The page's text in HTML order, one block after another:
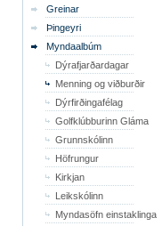
Greinar
Þingeyri
Myndaalbúm
Dýrafjarðardagar
Menning og viðburðir
Dýrfirðingafélag
Golfklúbburinn Gláma
Grunnskólinn
Höfrungur
Kirkjan
Leikskólinn
Myndasöfn einstaklinga